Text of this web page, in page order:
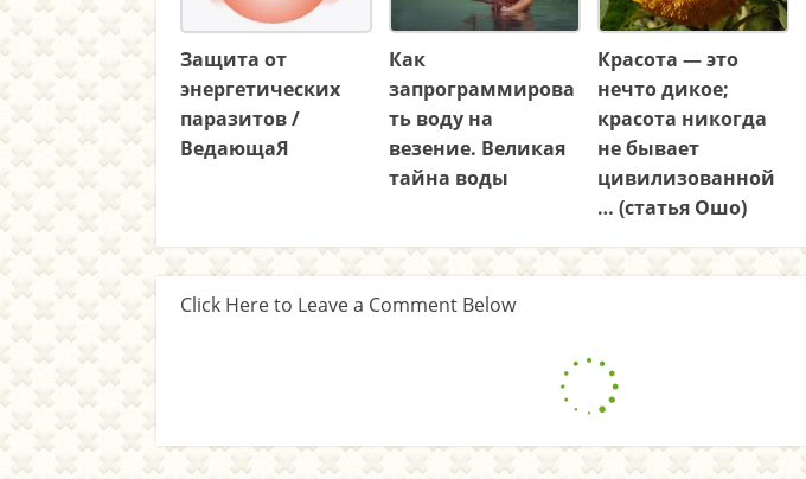
Защита от
энергетических
паразитов /
ВедающаЯ
Как
запрограммирова
ть воду на
везение. Великая
тайна воды
Красота — это
нечто дикое;
красота никогда
не бывает
цивилизованной
… (статья Ошо)
Click Here to Leave a Comment Below